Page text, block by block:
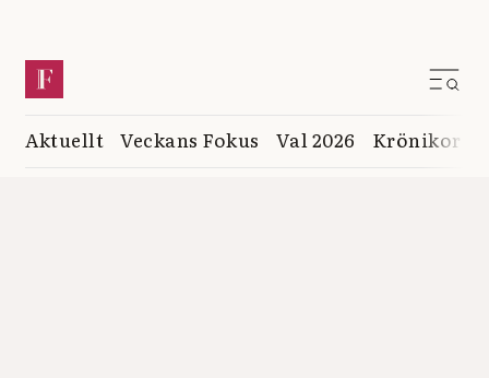
Aktuellt Veckans Fokus Val 2026 Krönikor